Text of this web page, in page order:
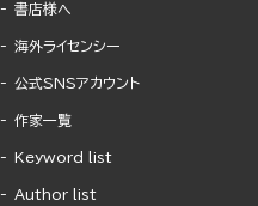
書店様へ
海外ライセンシー
公式SNSアカウント
作家一覧
Keyword list
Author list